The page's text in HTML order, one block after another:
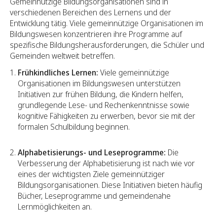
verschiedenen Bereichen des Lernens und der
Entwicklung tätig. Viele gemeinnützige Organisationen im
Bildungswesen konzentrieren ihre Programme auf
spezifische Bildungsherausforderungen, die Schüler und
Gemeinden weltweit betreffen.
Frühkindliches Lernen: Viele gemeinnützige
Organisationen im Bildungswesen unterstützen
Initiativen zur frühen Bildung, die Kindern helfen,
grundlegende Lese- und Rechenkenntnisse sowie
kognitive Fähigkeiten zu erwerben, bevor sie mit der
formalen Schulbildung beginnen.
Alphabetisierungs- und Leseprogramme: Die
Verbesserung der Alphabetisierung ist nach wie vor
eines der wichtigsten Ziele gemeinnütziger
Bildungsorganisationen. Diese Initiativen bieten häufig
Bücher, Leseprogramme und gemeindenahe
Lernmöglichkeiten an.